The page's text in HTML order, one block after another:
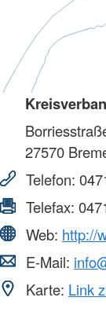
27570
Telefon:
Telefax:
Web: http://
E-Mail:
Karte: Link